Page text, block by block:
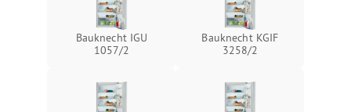
Bauknecht IGU
1057/2
Bauknecht KGIF
3258/2